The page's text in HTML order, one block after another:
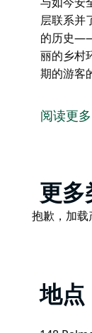
层联系并
的历史
丽的乡村
期的游客
动物保护
我们欢
将结识
Moo to
围环绕着
必须提前
阅读更多
Product
List
更多
Product
抱歉，加载
地点